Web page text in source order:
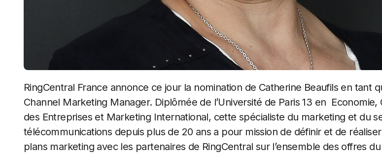
RingCentral France annonce ce jour la nomination de Catherine Beaufils en tant que
Channel Marketing Manager. Diplômée de l’Université de Paris 13 en Economie,
des Entreprises et Marketing International, cette spécialiste du marketing et du
télécommunications depuis plus de 20 ans a pour mission de définir et de
plans marketing avec les partenaires de RingCentral sur l’ensemble des offres